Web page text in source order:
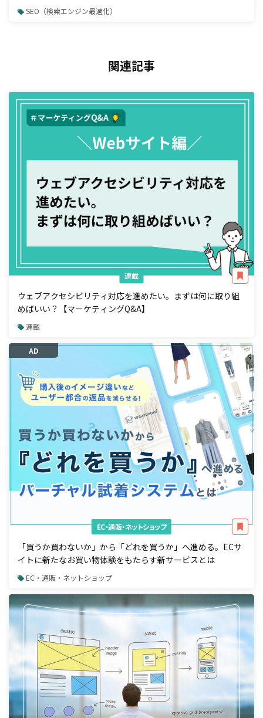
SEO（検索エンジン最適化）
関連記事
連載
ウェブアクセシビリティ対応を進めたい。まずは何に取り組
めばいい？【マーケティングQ&A】
連載
AD
EC・通販・ネットショップ
「買うか買わないか」から「どれを買うか」へ進める。ECサ
イトに新たなお買い物体験をもたらす新サービスとは
EC・通販・ネットショップ